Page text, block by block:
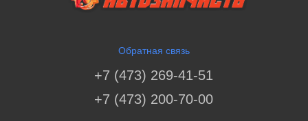
Обратная связь
+7 (473) 269-41-51
+7 (473) 200-70-00